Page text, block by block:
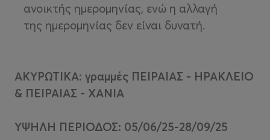
ανοικτής ημερομηνίας, ενώ η αλλαγή
της ημερομηνίας δεν είναι δυνατή.
ΑΚΥΡΩΤΙΚΑ: γραμμές ΠΕΙΡΑΙΑΣ - ΗΡΑΚΛΕΙΟ
& ΠΕΙΡΑΙΑΣ - ΧΑΝΙΑ
ΥΨΗΛΗ ΠΕΡΙΟΔΟΣ: 05/06/25-28/09/25